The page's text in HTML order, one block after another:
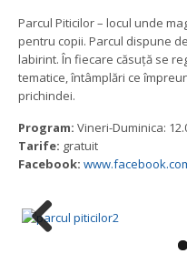
Parcul Piticilor – locul unde
pentru copii. Parcul dispune
labirint. În fiecare căsuță se
tematice, întâmplări ce
prichindei.
Program: Vineri-Duminica:
Tarife: gratuit
Facebook: